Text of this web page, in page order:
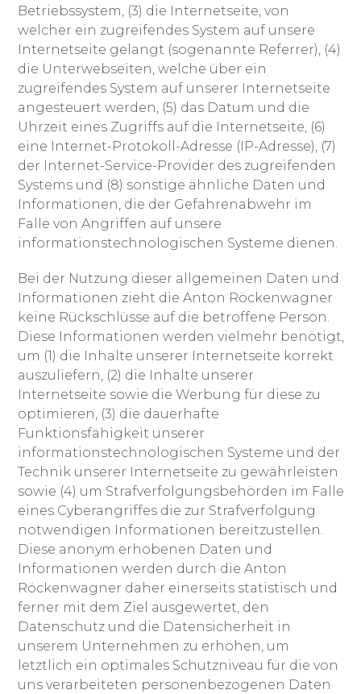
Betriebssystem, (3) die Internetseite, von
welcher ein zugreifendes System auf unsere
Internetseite gelangt (sogenannte Referrer), (4)
die Unterwebseiten, welche über ein
zugreifendes System auf unserer Internetseite
angesteuert werden, (5) das Datum und die
Uhrzeit eines Zugriffs auf die Internetseite, (6)
eine Internet-Protokoll-Adresse (IP-Adresse), (7)
der Internet-Service-Provider des zugreifenden
Systems und (8) sonstige ähnliche Daten und
Informationen, die der Gefahrenabwehr im
Falle von Angriffen auf unsere
informationstechnologischen Systeme dienen.
Bei der Nutzung dieser allgemeinen Daten und
Informationen zieht die Anton Röckenwagner
keine Rückschlüsse auf die betroffene Person.
Diese Informationen werden vielmehr benötigt,
um (1) die Inhalte unserer Internetseite korrekt
auszuliefern, (2) die Inhalte unserer
Internetseite sowie die Werbung für diese zu
optimieren, (3) die dauerhafte
Funktionsfähigkeit unserer
informationstechnologischen Systeme und der
Technik unserer Internetseite zu gewährleisten
sowie (4) um Strafverfolgungsbehörden im Falle
eines Cyberangriffes die zur Strafverfolgung
notwendigen Informationen bereitzustellen.
Diese anonym erhobenen Daten und
Informationen werden durch die Anton
Röckenwagner daher einerseits statistisch und
ferner mit dem Ziel ausgewertet, den
Datenschutz und die Datensicherheit in
unserem Unternehmen zu erhöhen, um
letztlich ein optimales Schutzniveau für die von
uns verarbeiteten personenbezogenen Daten